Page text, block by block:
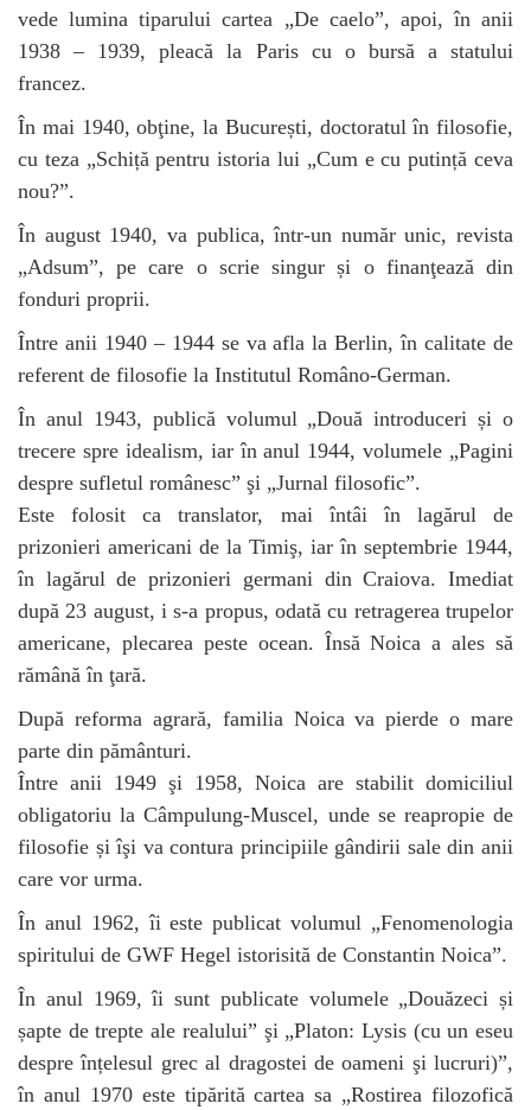
vede lumina tiparului cartea „De caelo”, apoi, în anii
1938 – 1939, pleacă la Paris cu o bursă a statului
francez.
În mai 1940, obţine, la București, doctoratul în filosofie,
cu teza „Schiță pentru istoria lui „Cum e cu putință ceva
nou?”.
În august 1940, va publica, într-un număr unic, revista
„Adsum”, pe care o scrie singur și o finanţează din
fonduri proprii.
Între anii 1940 – 1944 se va afla la Berlin, în calitate de
referent de filosofie la Institutul Româno-German.
În anul 1943, publică volumul „Două introduceri și o
trecere spre idealism, iar în anul 1944, volumele „Pagini
despre sufletul românesc” şi „Jurnal filosofic”.
Este folosit ca translator, mai întâi în lagărul de
prizonieri americani de la Timiş, iar în septembrie 1944,
în lagărul de prizonieri germani din Craiova. Imediat
după 23 august, i s-a propus, odată cu retragerea trupelor
americane, plecarea peste ocean. Însă Noica a ales să
rămână în ţară.
După reforma agrară, familia Noica va pierde o mare
parte din pământuri.
Între anii 1949 şi 1958, Noica are stabilit domiciliul
obligatoriu la Câmpulung-Muscel, unde se reapropie de
filosofie și îşi va contura principiile gândirii sale din anii
care vor urma.
În anul 1962, îi este publicat volumul „Fenomenologia
spiritului de GWF Hegel istorisită de Constantin Noica”.
În anul 1969, îi sunt publicate volumele „Douăzeci și
șapte de trepte ale realului” şi „Platon: Lysis (cu un eseu
despre înțelesul grec al dragostei de oameni şi lucruri)”,
în anul 1970 este tipărită cartea sa „Rostirea filozofică